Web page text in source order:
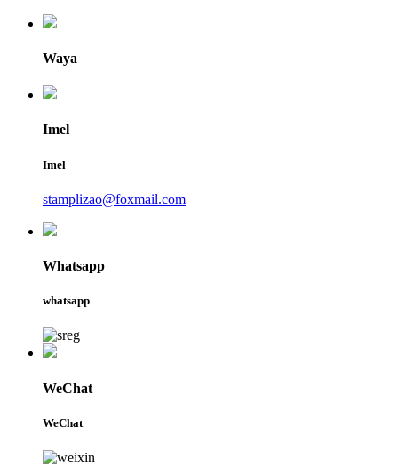
Waya
Imel
Imel
stamplizao@foxmail.com
Whatsapp
whatsapp
WeChat
WeChat